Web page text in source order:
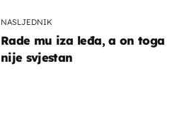
NASLJEDNIK
Rade mu iza leđa, a on toga
nije svjestan